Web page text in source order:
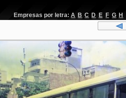
Empresas por letra: A B C D E F G H